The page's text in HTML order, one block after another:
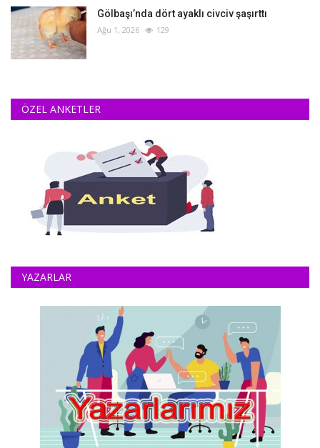
Gölbaşı’nda dört ayaklı civciv şaşırttı
Ağu 1, 2026 129
ÖZEL ANKETLER
YAZARLAR